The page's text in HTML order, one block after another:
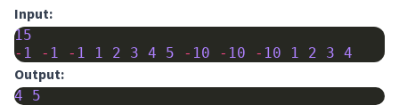
Input:
15
- 1 - 1 - 1 1 2 3 4 5 - 10 - 10 - 10 1 2 3 4
Output:
4 5